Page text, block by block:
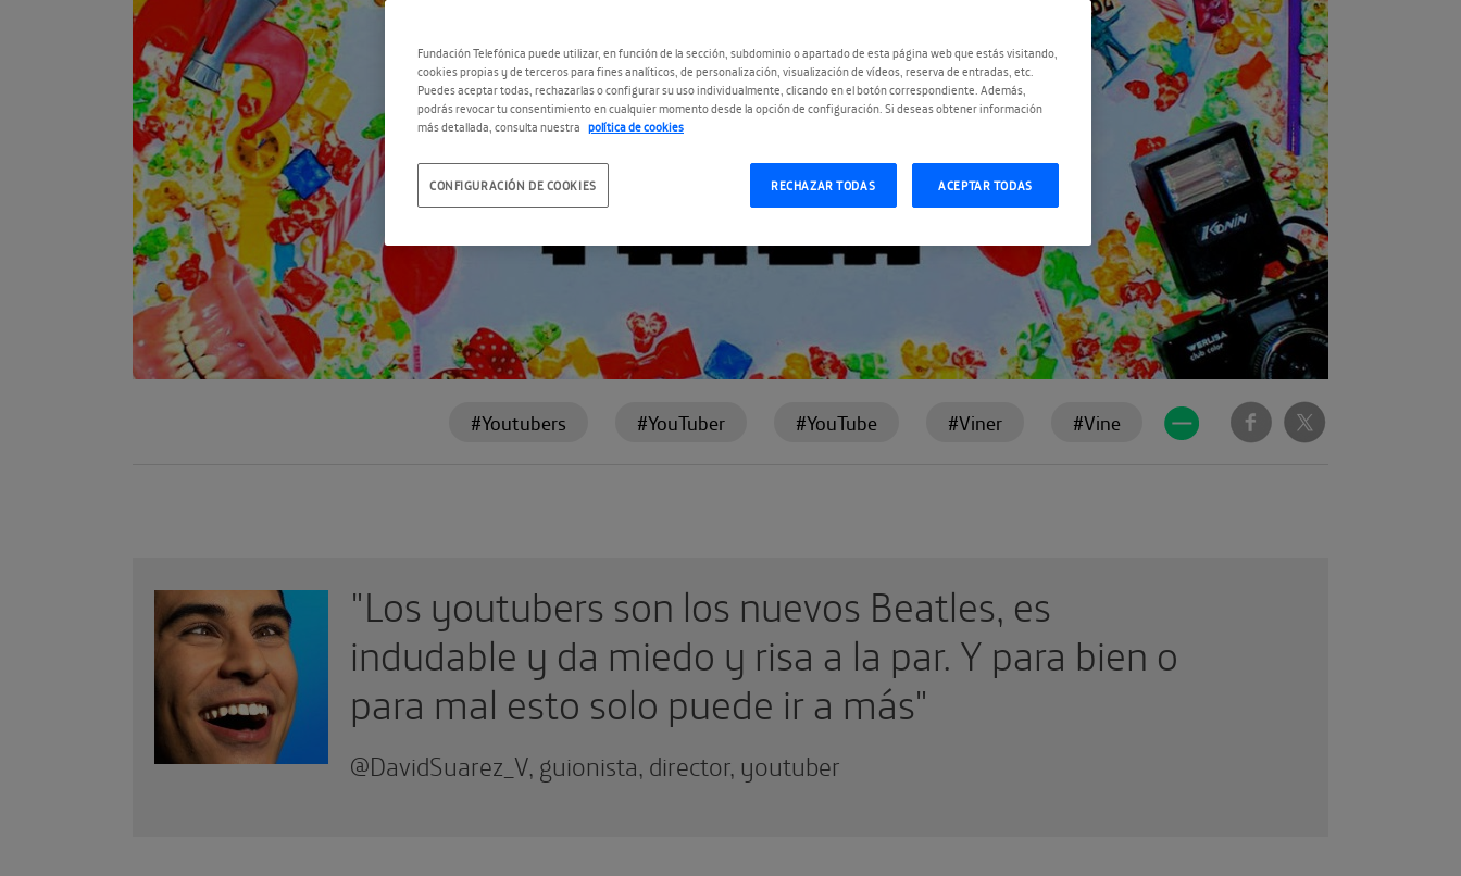
#Vine
#Viner
#YouTube
#YouTuber
#Youtubers
"Los youtubers son los nuevos Beatles, es
indudable y da miedo y risa a la par. Y para bien o
para mal esto solo puede ir a más"
@DavidSuarez_V, guionista, director, youtuber
Fundación Telefónica puede utilizar, en función de la sección, subdominio o apartado de esta página web que estás visitando,
cookies propias y de terceros para fines analíticos, de personalización, visualización de vídeos, reserva de entradas, etc.
Puedes aceptar todas, rechazarlas o configurar su uso individualmente, clicando en el botón correspondiente. Además,
podrás revocar tu consentimiento en cualquier momento desde la opción de configuración. Si deseas obtener información
más detallada, consulta nuestra política de cookies
RECHAZAR TODAS ACEPTAR TODAS
CONFIGURACIÓN DE COOKIES